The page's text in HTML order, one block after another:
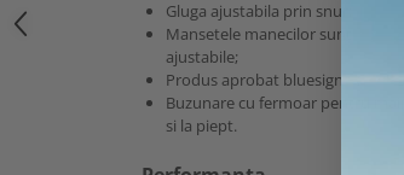
Gluga ajustabila prin snur;
Mansetele manecilor sunt
ajustabile;
Produs aprobat bluesign®;
Buzunare cu fermoar pentru maini
si la piept.